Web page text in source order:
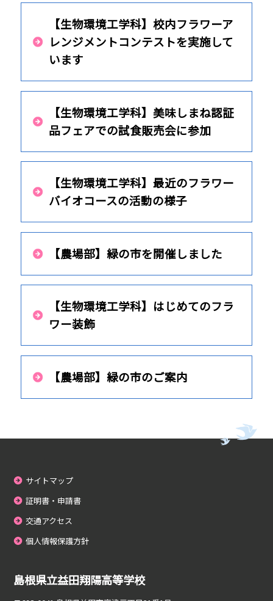
【生物環境工学科】校内フラワーア
レンジメントコンテストを実施して
います
【生物環境工学科】美味しまね認証
品フェアでの試食販売会に参加
【生物環境工学科】最近のフラワー
バイオコースの活動の様子
【農場部】緑の市を開催しました
【生物環境工学科】はじめてのフラ
ワー装飾
【農場部】緑の市のご案内
サイトマップ
証明書・申請書
交通アクセス
個人情報保護方針
島根県立益田翔陽高等学校